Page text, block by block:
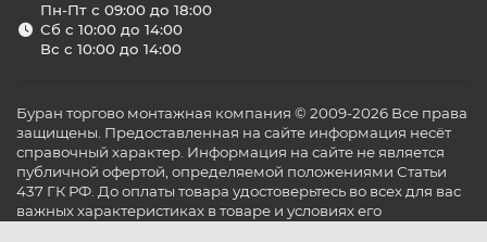
Пн-Пт с 09:00 до 18:00
Сб с 10:00 до 14:00
Вс с 10:00 до 14:00
Буран торгово монтажная компания © 2009-2026 Все права
защищены. Предоставленная на сайте информация несёт
справочный характер. Информация на сайте не является
публичной офертой, определяемой положениями Статьи
437 ГК РФ. До оплаты товара удостоверьтесь во всех для вас
важных характеристиках в товаре и условиях его